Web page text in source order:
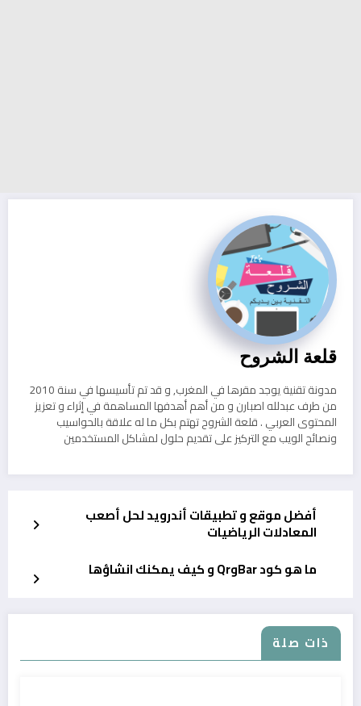
قلعة الشروح
مدونة تقنية يوجد مقرها في المغرب, و قد تم تأسيسها في سنة 2010
من طرف عبدلله اصبارن و من أهم أهدفها المساهمة في إثراء و تعزيز
المحتوى العربي . قلعة الشروح تهتم بكل ما له علاقة بالحواسيب
ونصائح الويب مع التركيز على تقديم حلول لمشاكل المستخدمين
أفضل موقع و تطبيقات أندرويد لحل أصعب
المعادلات الرياضيات
ما هو كود BarوQr و كيف يمكنك انشاؤها
ذات صلة